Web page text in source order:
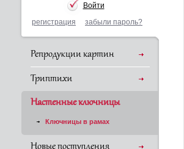
регистрация забыли пароль?
Репродукции картин
Триптихи
Настенные ключницы
Ключницы в рамах
Новые поступления